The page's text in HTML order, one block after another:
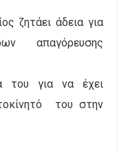
ζητάει άδεια για
απαγόρευσης
του για να έχει
του στην